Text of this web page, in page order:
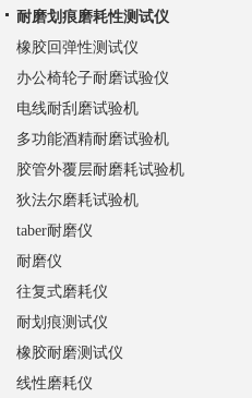
耐磨划痕磨耗性测试仪
橡胶回弹性测试仪
办公椅轮子耐磨试验仪
电线耐刮磨试验机
多功能酒精耐磨试验机
胶管外覆层耐磨耗试验机
狄法尔磨耗试验机
taber耐磨仪
耐磨仪
往复式磨耗仪
耐划痕测试仪
橡胶耐磨测试仪
线性磨耗仪